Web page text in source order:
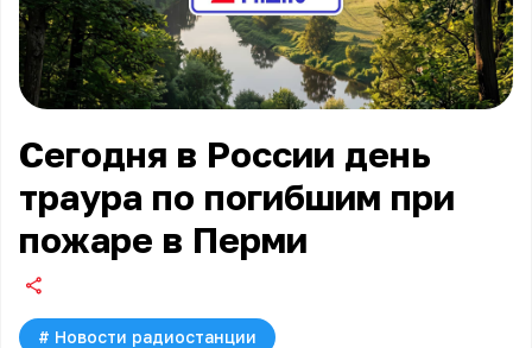
Сегодня в России день
траура по погибшим при
пожаре в Перми
# Новости радиостанции